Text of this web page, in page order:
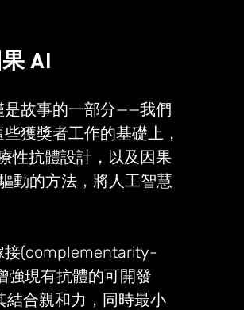
AI
是故事的一部分——我們
獲獎者工作的基礎上，
性抗體設計，以及因果
動的方法，將人工智慧
接(complementarity-
強現有抗體的可開發
合親和力，同時最小